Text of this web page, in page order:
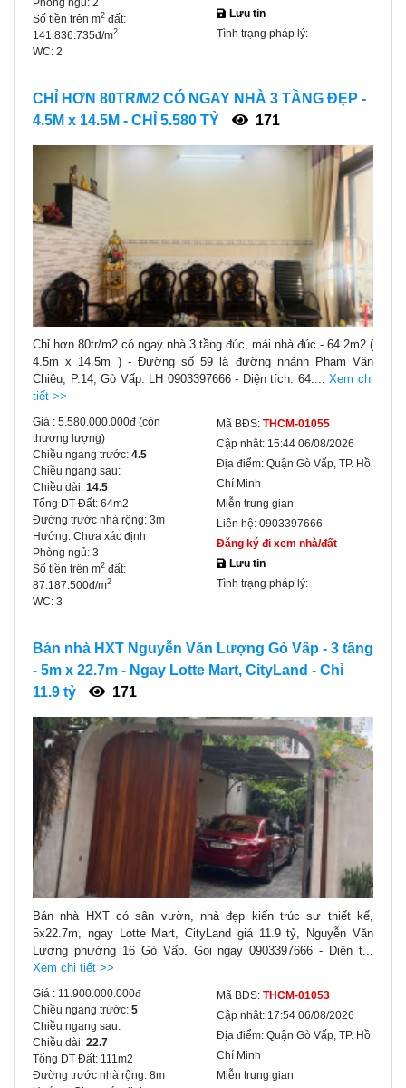
Phòng ngủ: 2
Số tiền trên m2 đất:
141.836.735đ/m2
WC: 2
Lưu tin
Tình trạng pháp lý:
CHỈ HƠN 80TR/M2 CÓ NGAY NHÀ 3 TẦNG ĐẸP -
4.5M x 14.5M - CHỈ 5.580 TỶ
171
Chỉ hơn 80tr/m2 có ngay nhà 3 tầng đúc, mái nhà đúc - 64.2m2 (
4.5m x 14.5m ) - Đường số 59 là đường nhánh Phạm Văn
Chiêu, P.14, Gò Vấp. LH 0903397666 - Diện tích: 64....Xem chi
tiết >>
Giá : 5.580.000.000đ (còn
thương lượng)
Chiều ngang trước: 4.5
Chiều ngang sau:
Chiều dài: 14.5
Tổng DT Đất: 64m2
Đường trước nhà rộng: 3m
Hướng: Chưa xác định
Phòng ngủ: 3
Số tiền trên m2 đất:
87.187.500đ/m2
WC: 3
Mã BĐS: THCM-01055
Cập nhật: 15:44 06/08/2026
Địa điểm: Quận Gò Vấp, TP. Hồ
Chí Minh
Miễn trung gian
Liên hệ: 0903397666
Đăng ký đi xem nhà/đất
Lưu tin
Tình trạng pháp lý:
Bán nhà HXT Nguyễn Văn Lượng Gò Vấp - 3 tầng
- 5m x 22.7m - Ngay Lotte Mart, CityLand - Chỉ
11.9 tỷ
171
Bán nhà HXT có sân vườn, nhà đẹp kiến trúc sư thiết kế,
5x22.7m, ngay Lotte Mart, CityLand giá 11.9 tỷ, Nguyễn Văn
Lượng phường 16 Gò Vấp. Gọi ngay 0903397666 - Diện t...
Xem chi tiết >>
Giá : 11.900.000.000đ
Chiều ngang trước: 5
Chiều ngang sau:
Chiều dài: 22.7
Tổng DT Đất: 111m2
Đường trước nhà rộng: 8m
Mã BĐS: THCM-01053
Cập nhật: 17:54 06/08/2026
Địa điểm: Quận Gò Vấp, TP. Hồ
Chí Minh
Miễn trung gian